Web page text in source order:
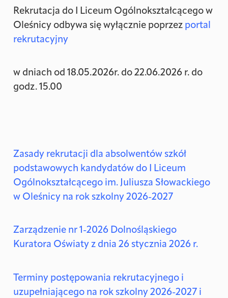
Rekrutacja do I Liceum Ogólnokształcącego w
Oleśnicy odbywa się wyłącznie poprzez portal
rekrutacyjny
w dniach od 18.05.2026r. do 22.06.2026 r. do
godz. 15.00
Zasady rekrutacji dla absolwentów szkół
podstawowych kandydatów do I Liceum
Ogólnokształcącego im. Juliusza Słowackiego
w Oleśnicy na rok szkolny 2026-2027
Zarządzenie nr 1-2026 Dolnośląskiego
Kuratora Oświaty z dnia 26 stycznia 2026 r.
Terminy postępowania rekrutacyjnego i
uzupełniającego na rok szkolny 2026-2027 i